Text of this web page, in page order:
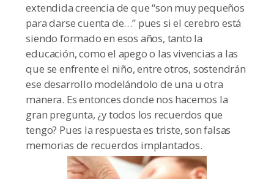
extendida creencia de que “son muy pequeños
para darse cuenta de…” pues si el cerebro está
siendo formado en esos años, tanto la
educación, como el apego o las vivencias a las
que se enfrente el niño, entre otros, sostendrán
ese desarrollo modelándolo de una u otra
manera. Es entonces donde nos hacemos la
gran pregunta, ¿y todos los recuerdos que
tengo? Pues la respuesta es triste, son falsas
memorias de recuerdos implantados.